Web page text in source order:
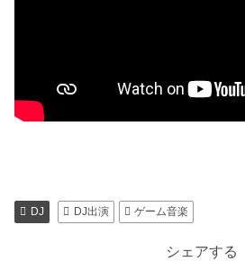
DJ DJ出演 ゲーム音楽
シェアする